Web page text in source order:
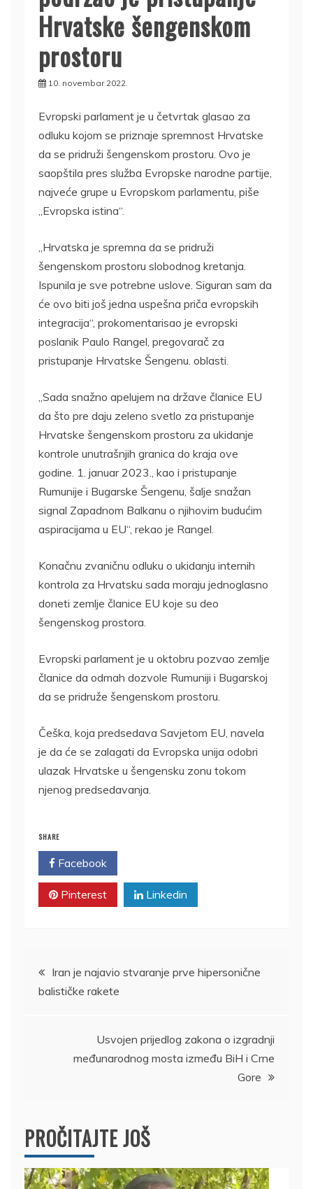
Hrvatske šengenskom
prostoru
10. novembar 2022.
Evropski parlament je u četvrtak glasao za
odluku kojom se priznaje spremnost Hrvatske
da se pridruži šengenskom prostoru. Ovo je
saopštila pres služba Evropske narodne partije,
najveće grupe u Evropskom parlamentu, piše
„Evropska istina“.
„Hrvatska je spremna da se pridruži
šengenskom prostoru slobodnog kretanja.
Ispunila je sve potrebne uslove. Siguran sam da
će ovo biti još jedna uspešna priča evropskih
integracija“, prokomentarisao je evropski
poslanik Paulo Rangel, pregovarač za
pristupanje Hrvatske Šengenu. oblasti.
„Sada snažno apelujem na države članice EU
da što pre daju zeleno svetlo za pristupanje
Hrvatske šengenskom prostoru za ukidanje
kontrole unutrašnjih granica do kraja ove
godine. 1. januar 2023., kao i pristupanje
Rumunije i Bugarske Šengenu, šalje snažan
signal Zapadnom Balkanu o njihovim budućim
aspiracijama u EU“, rekao je Rangel.
Konačnu zvaničnu odluku o ukidanju internih
kontrola za Hrvatsku sada moraju jednoglasno
doneti zemlje članice EU koje su deo
šengenskog prostora.
Evropski parlament je u oktobru pozvao zemlje
članice da odmah dozvole Rumuniji i Bugarskoj
da se pridruže šengenskom prostoru.
Češka, koja predsedava Savjetom EU, navela
je da će se zalagati da Evropska unija odobri
ulazak Hrvatske u šengensku zonu tokom
njenog predsedavanja.
SHARE
Facebook
Pinterest Linkedin
Kretanje
članka
Iran je najavio stvaranje prve hipersonične
balističke rakete
Usvojen prijedlog zakona o izgradnji
međunarodnog mosta između BiH i Crne
Gore
PROČITAJTE JOŠ